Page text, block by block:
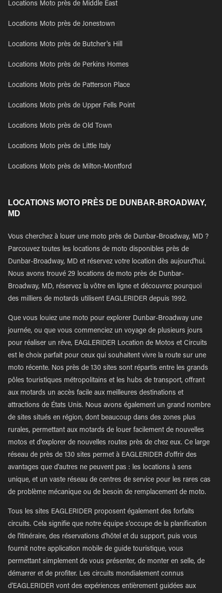
Locations Moto près de Middle East
Locations Moto près de Jonestown
Locations Moto près de Butcher's Hill
Locations Moto près de Perkins Homes
Locations Moto près de Patterson Place
Locations Moto près de Upper Fells Point
Locations Moto près de Old Town
Locations Moto près de Little Italy
Locations Moto près de Milton-Montford
LOCATIONS MOTO PRÈS DE DUNBAR-BROADWAY,
MD
Vous cherchez à louer une moto près de Dunbar-Broadway, MD ?
Parcouvez toutes les locations de moto disponibles près de
Dunbar-Broadway, MD et réservez votre location dès aujourd'hui.
Nous avons trouvé 29 locations de moto près de Dunbar-
Broadway, MD, réservez la vôtre en ligne et découvrez pourquoi
des milliers de motards utilisent EAGLERIDER depuis 1992.
Que vous louiez une moto pour explorer Dunbar-Broadway une
journée, ou que vous commenciez un voyage de plusieurs jours
pour réaliser un rêve, EAGLERIDER Location de Motos et Circuits
est le choix parfait pour ceux qui souhaitent vivre la route sur une
moto récente. Nos près de 130 sites sont répartis entre les grands
pôles touristiques métropolitains et les hubs de transport, offrant
aux motards un accès facile aux meilleures destinations et
attractions de États Unis. Nous avons également un grand nombre
de sites situés en région, dont beaucoup dans des zones plus
rurales, permettant aux motards de louer facilement de nouvelles
motos et d'explorer de nouvelles routes près de chez eux. Ce large
réseau de près de 130 sites permet à EAGLERIDER d'offrir des
avantages que d'autres ne peuvent pas : les locations à sens
unique, et un vaste réseau de centres de service pour les rares cas
de problème mécanique ou de besoin de remplacement de moto.
Tous les sites EAGLERIDER proposent également des forfaits
circuits. Cela signifie que notre équipe s'occupe de la planification
de l'itinéraire, des réservations d'hôtel et du support, puis vous
fournit notre application mobile de guide touristique, vous
permettant simplement de vous présenter, de monter en selle, de
démarrer et de profiter. Les circuits mondialement connus
d'EAGLERIDER vont des expériences entièrement guidées aux